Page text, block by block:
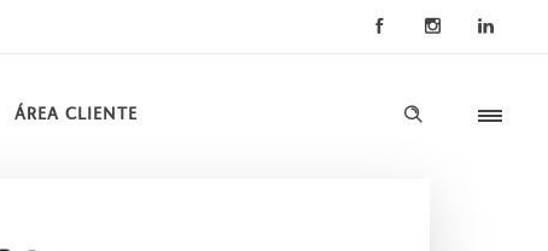
ÁREA CLIENTE